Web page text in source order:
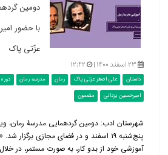
دومین
با حضور
عزّتی پاک
۲۳ اسفند ۱۴۰۰ | ۱۲:۴۲
داستان علی اصغر عزتی پاک رمان مدرسه رمان
امیرحسین یزدانی
مضمون
شهرستان ادب: دومین گردهمایی مدرسۀ رمان،
پنج‌شنبه ۱۹ اسفند و در فضای مجازی
آموزشی خود از بدو کار، به صورت مستمر، در